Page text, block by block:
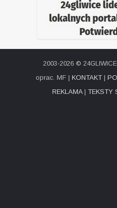
2003-2026 ©
oprac. MF | KONTAKT|
REKLAMA| TEKSTY